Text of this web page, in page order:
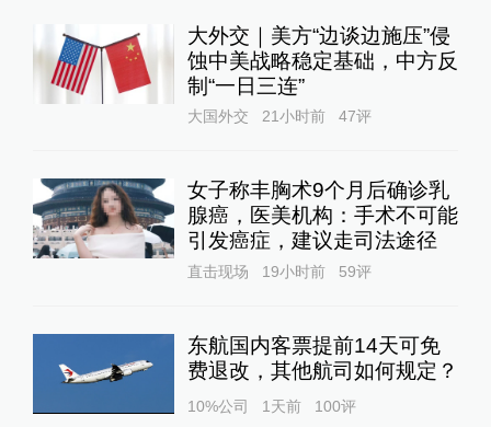
大外交｜美方“边谈边施压”侵
蚀中美战略稳定基础，中方反
制“一日三连”
大国外交 21小时前 47评
女子称丰胸术9个月后确诊乳
腺癌，医美机构：手术不可能
引发癌症，建议走司法途径
直击现场 19小时前 59评
东航国内客票提前14天可免
费退改，其他航司如何规定？
10%公司 1天前 100评